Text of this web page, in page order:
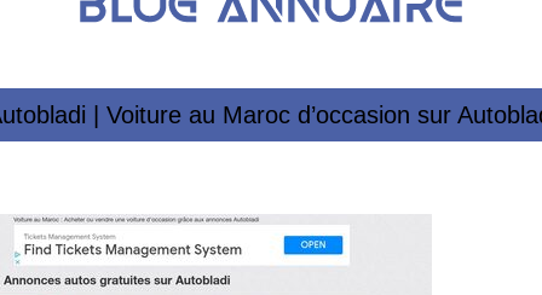
| Voiture au Maroc d’occasion sur